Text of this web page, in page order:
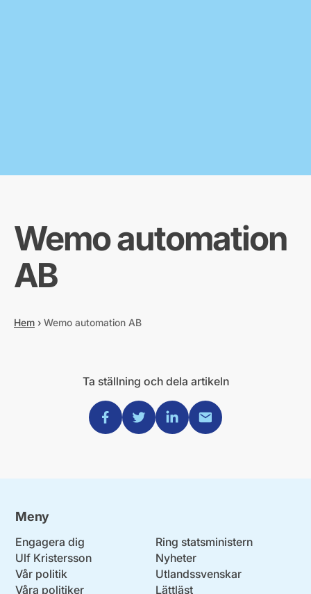
Wemo automation
AB
Hem › Wemo automation AB
Ta ställning och dela artikeln
Dela via Facebook
Dela via Twitter
Dela via Linkedin
Dela via Mail
Meny
Engagera dig
Ulf Kristersson
Vår politik
Våra politiker
Ring statsministern
Nyheter
Utlandssvenskar
Lättläst